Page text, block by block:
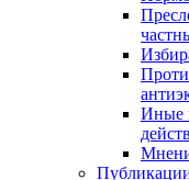
Иные